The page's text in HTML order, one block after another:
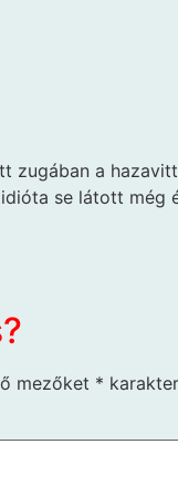
zugában a
se látott még
mezőket *